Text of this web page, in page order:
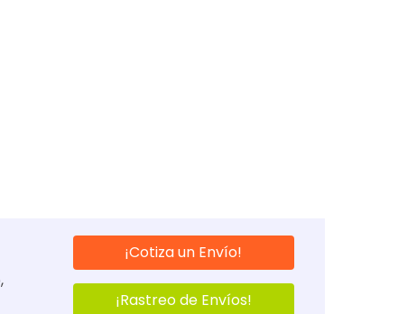
¡Cotiza un Envío!
¡Rastreo de Envíos!